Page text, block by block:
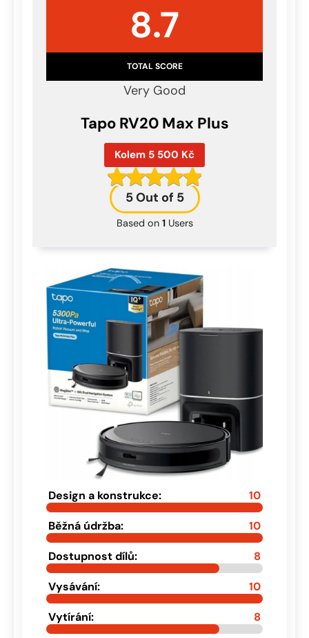
8.7
TOTAL SCORE
Very Good
Tapo RV20 Max Plus
Kolem 5 500 Kč
5Out of 5
Based on 1Users
Design a konstrukce: 10
Běžná údržba: 10
Dostupnost dílů: 8
Vysávání: 10
Vytírání: 8